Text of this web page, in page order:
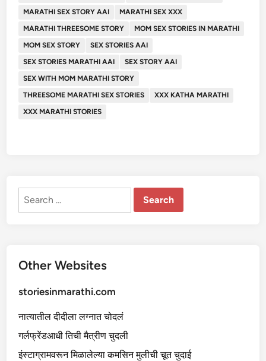
MARATHI SEX STORY AAI
MARATHI SEX XXX
MARATHI THREESOME STORY
MOM SEX STORIES IN MARATHI
MOM SEX STORY
SEX STORIES AAI
SEX STORIES MARATHI AAI
SEX STORY AAI
SEX WITH MOM MARATHI STORY
THREESOME MARATHI SEX STORIES
XXX KATHA MARATHI
XXX MARATHI STORIES
Search
Other Websites
storiesinmarathi.com
नात्यातील दीदीला लग्नात चोदलं
गर्लफ्रेंडआधी तिची मैत्रीण चुदली
इंस्टाग्रामवरून मिळालेल्या कमसिन मुलीची चूत चुदाई